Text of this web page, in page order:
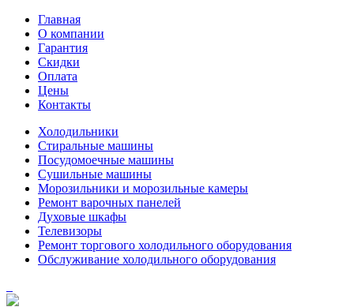
Главная
О компании
Гарантия
Скидки
Оплата
Цены
Контакты
Холодильники
Стиральные машины
Посудомоечные машины
Сушильные машины
Морозильники и морозильные камеры
Ремонт варочных панелей
Духовые шкафы
Телевизоры
Ремонт торгового холодильного оборудования
Обслуживание холодильного оборудования